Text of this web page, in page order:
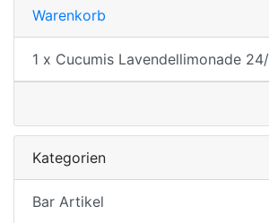
Warenkorb
1 x Cucumis Lavendellimonade
Kategorien
Bar Artikel